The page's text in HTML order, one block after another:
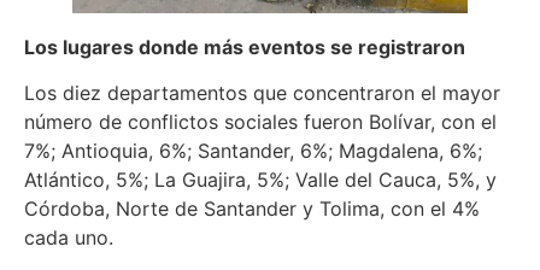
Los lugares donde más eventos se registraron
Los diez departamentos que concentraron el mayor
número de conflictos sociales fueron Bolívar, con el
7%; Antioquia, 6%; Santander, 6%; Magdalena, 6%;
Atlántico, 5%; La Guajira, 5%; Valle del Cauca, 5%, y
Córdoba, Norte de Santander y Tolima, con el 4%
cada uno.